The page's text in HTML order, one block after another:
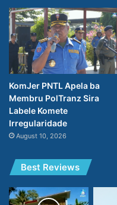
KomJer PNTL Apela ba
Membru PolTranz Sira
Labele Komete
Irregularidade
August 10, 2026
Best Reviews